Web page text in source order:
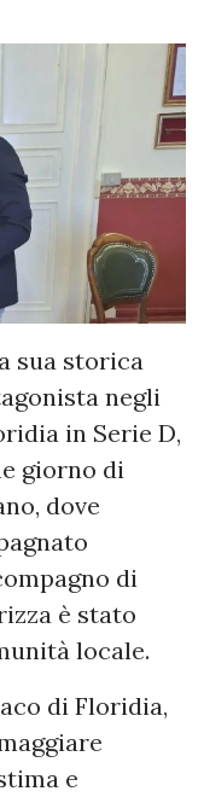
sua storica
negli
in Serie D,
giorno di
dove
di
è stato
locale.
di Floridia,
e